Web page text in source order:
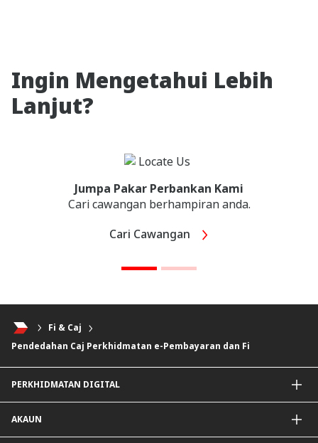
Ingin Mengetahui Lebih
Lanjut?
Jumpa Pakar Perbankan Kami
Cari cawangan berhampiran anda.
Cari Cawangan
Fi & Caj
Pendedahan Caj Perkhidmatan e-Pembayaran dan Fi
PERKHIDMATAN DIGITAL
CIMB Clicks
AKAUN